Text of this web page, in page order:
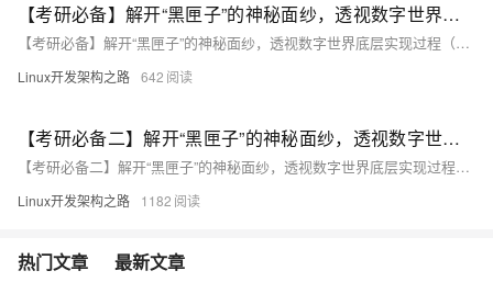
【考研必备】解开“黑匣子”的神秘面纱，透视数字世界底层实现过程（计算机组成原理）（下）
【考研必备】解开“黑匣子”的神秘面纱，透视数字世界底层实现过程（计算机组成原理）
Linux开发架构之路 642
【考研必备二】解开“黑匣子”的神秘面纱，透视数字世界底层实现过程（计算机组成原理）（下）
【考研必备二】解开“黑匣子”的神秘面纱，透视数字世界底层实现过程（计算机组成原理）
Linux开发架构之路 1182
热门文章 最新文章